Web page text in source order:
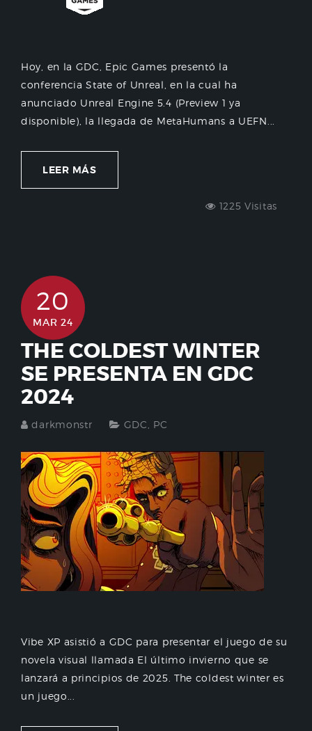
Hoy, en la GDC, Epic Games presentó la
conferencia State of Unreal, en la cual ha
anunciado Unreal Engine 5.4 (Preview 1 ya
disponible), la llegada de MetaHumans a UEFN...
LEER MÁS
1225 Visitas
20
MAR 24
THE COLDEST WINTER
SE PRESENTA EN GDC
2024
darkmonstr GDC PC
Vibe XP asistió a GDC para presentar el juego de su
novela visual llamada El último invierno que se
lanzará a principios de 2025. The coldest winter es
un juego...